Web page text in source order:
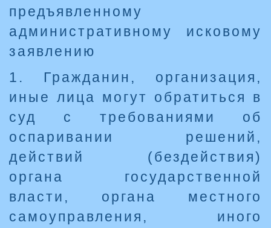
предъявленному
административному исковому
заявлению
1. Гражданин, организация,
иные лица могут обратиться в
суд с требованиями об
оспаривании решений,
действий (бездействия)
органа государственной
власти, органа местного
самоуправления, иного